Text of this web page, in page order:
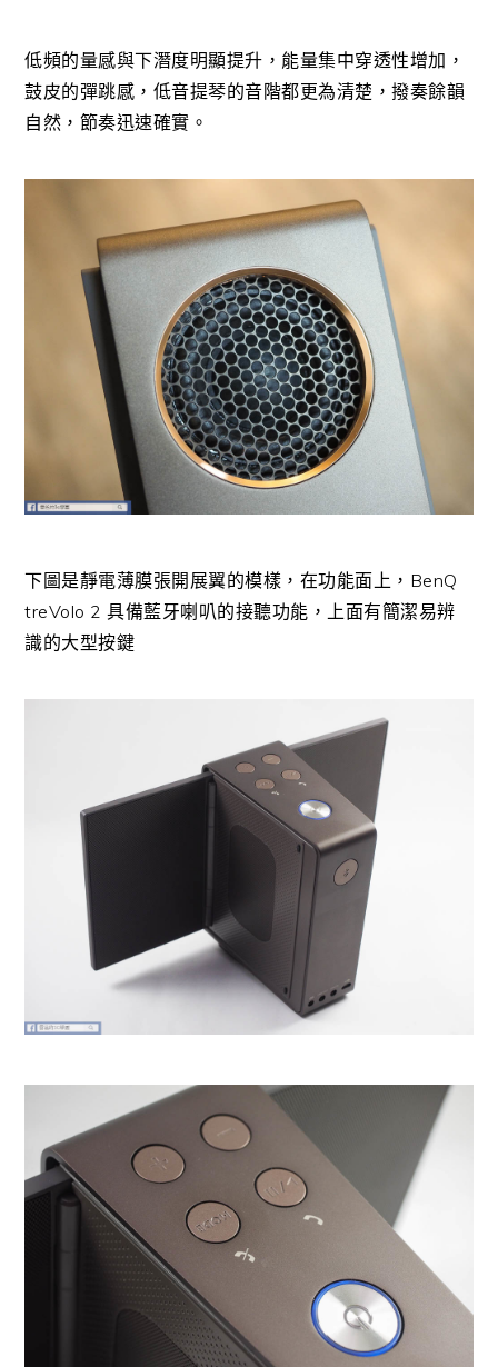
低頻的量感與下潛度明顯提升，能量集中穿透性增加，
鼓皮的彈跳感，低音提琴的音階都更為清楚，撥奏餘韻
自然，節奏迅速確實。
下圖是靜電薄膜張開展翼的模樣，在功能面上，BenQ
treVolo 2 具備藍牙喇叭的接聽功能，上面有簡潔易辨
識的大型按鍵